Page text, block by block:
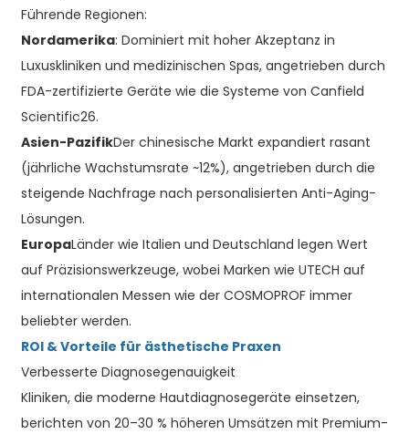
Führende Regionen:
Nordamerika: Dominiert mit hoher Akzeptanz in
Luxuskliniken und medizinischen Spas, angetrieben durch
FDA-zertifizierte Geräte wie die Systeme von Canfield
Scientific26.
Asien-PazifikDer chinesische Markt expandiert rasant
(jährliche Wachstumsrate ~12%), angetrieben durch die
steigende Nachfrage nach personalisierten Anti-Aging-
Lösungen.
EuropaLänder wie Italien und Deutschland legen Wert
auf Präzisionswerkzeuge, wobei Marken wie UTECH auf
internationalen Messen wie der COSMOPROF immer
beliebter werden.
ROI & Vorteile für ästhetische Praxen
Verbesserte Diagnosegenauigkeit
Kliniken, die moderne Hautdiagnosegeräte einsetzen,
berichten von 20–30 % höheren Umsätzen mit Premium-